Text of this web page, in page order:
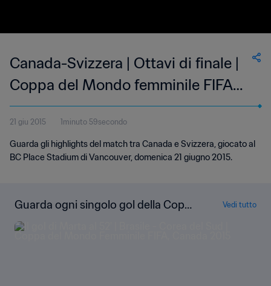
Canada-Svizzera | Ottavi di finale |
Coppa del Mondo femminile FIFA
Canada 2015 | Highlights
21 giu 2015 1minuto 59secondo
Guarda gli highlights del match tra Canada e Svizzera, giocato al
BC Place Stadium di Vancouver, domenica 21 giugno 2015.
Guarda ogni singolo gol della Copp
a del Mondo Femminile FIFA Canad
a 2015
Vedi tutto